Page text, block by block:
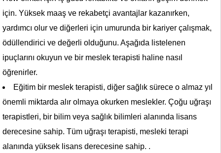
için. Yüksek maaş ve rekabetçi avantajlar kazanırken,
yardımcı olur ve diğerleri için umurunda bir kariyer çalışmak,
ödüllendirici ve değerli olduğunu. Aşağıda listelenen
ipuçlarını okuyun ve bir meslek terapisti haline nasıl
öğrenirler.
Eğitim bir meslek terapisti, diğer sağlık sürece o almaz yıl
önemli miktarda alır olmaya okurken meslekler. Çoğu uğraşı
terapistleri, bir bilim veya sağlık bilimleri alanında lisans
derecesine sahip. Tüm uğraşı terapisti, mesleki terapi
alanında yüksek lisans derecesine sahip. .